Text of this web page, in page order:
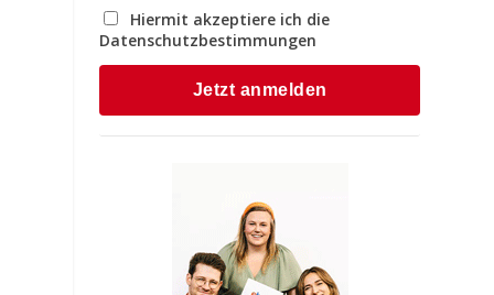
Hiermit akzeptiere ich die
Datenschutzbestimmungen